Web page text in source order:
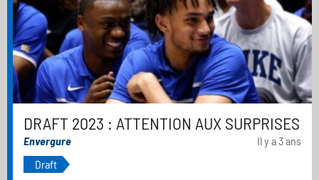
DRAFT 2023 : ATTENTION AUX SURPRISES
Envergure
Il y a 3 ans
Draft